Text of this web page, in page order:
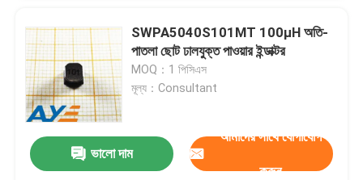
SWPA5040S101MT 100μH অতি-
পাতলা ছোট ঢালযুক্ত পাওয়ার ইন্ডাক্টর
MOQ：1 পিসিএস
মূল্য：Consultant
ভালো দাম
আমাদের সাথে যোগাযোগ
করুন